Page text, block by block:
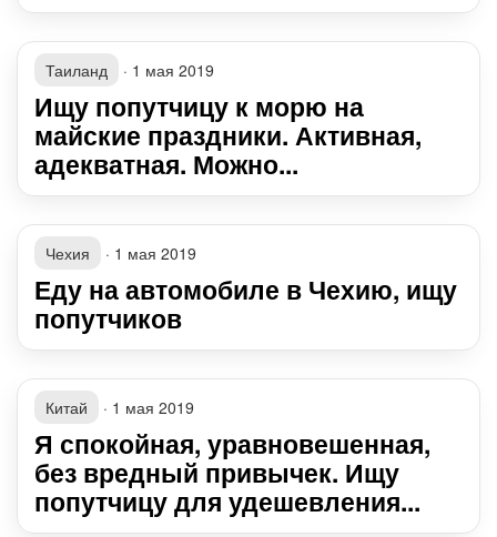
Таиланд · 1 мая 2019
Ищу попутчицу к морю на
майские праздники. Активная,
адекватная. Можно...
Чехия · 1 мая 2019
Еду на автомобиле в Чехию, ищу
попутчиков
Китай · 1 мая 2019
Я спокойная, уравновешенная,
без вредный привычек. Ищу
попутчицу для удешевления...